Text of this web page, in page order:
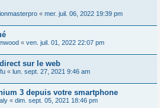
« mer. juil. 06, 2022 19:39 pm
« ven. juil. 01, 2022 22:07 pm
sur le web
« lun. sept. 27, 2021 9:46 am
3 depuis votre smartphone
« dim. sept. 05, 2021 18:46 pm